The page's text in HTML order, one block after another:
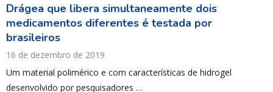
Drágea que libera simultaneamente dois
medicamentos diferentes é testada por
brasileiros
16 de dezembro de 2019
Um material polimérico e com características de hidrogel
desenvolvido por pesquisadores …